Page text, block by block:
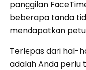
panggilan
beberapa tanda
mendapatkan
Terlepas dari hal-
adalah Anda perlu